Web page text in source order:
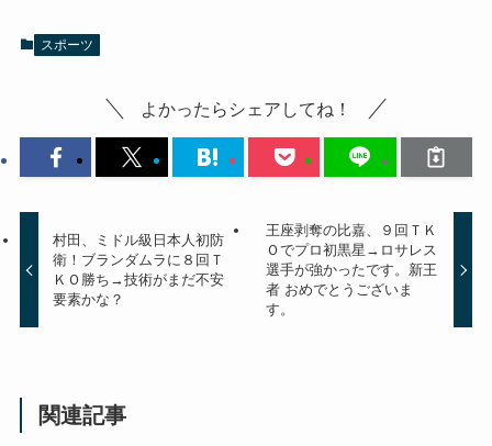
スポーツ
よかったらシェアしてね！
村田、ミドル級日本人初防
衛！ブランダムラに８回Ｔ
ＫＯ勝ち→技術がまだ不安
要素かな？
王座剥奪の比嘉、９回ＴＫ
Ｏでプロ初黒星→ロサレス
選手が強かったです。新王
者 おめでとうございま
す。
関連記事